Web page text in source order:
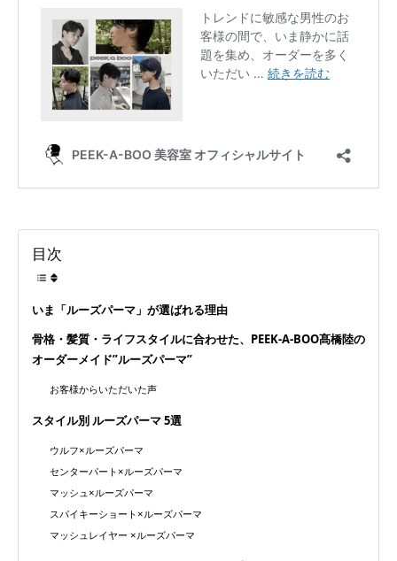
目次
いま「ルーズパーマ」が選ばれる理由
骨格・髪質・ライフスタイルに合わせた、PEEK-A-BOO髙橋陸の
オーダーメイド”ルーズパーマ”
お客様からいただいた声
スタイル別 ルーズパーマ 5選
ウルフ×ルーズパーマ
センターパート×ルーズパーマ
マッシュ×ルーズパーマ
スパイキーショート×ルーズパーマ
マッシュレイヤー ×ルーズパーマ